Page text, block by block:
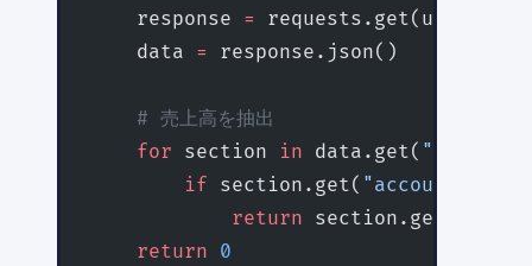
    response
= requests.get(url,
    data
= response.json()
    # 売上高を抽出
    for
section in data.get(
        if
section.get(
            return
section.get(
    return
0